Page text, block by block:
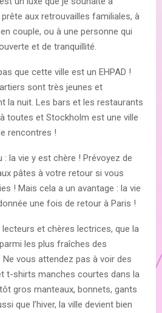
aux retrouvailles familiales, à
couple, ou à une personne qui
et de tranquillité.
que cette ville est un EHPAD !
sont très jeunes et
la nuit. Les bars et les restaurants
toutes et Stockholm est une ville
rencontres !
: la vie y est chère ! Prévoyez de
pâtes à votre retour si vous
! Mais cela a un avantage : la vie
une fois de retour à Paris !
lecteurs et chères lectrices, que la
les plus fraîches des
vous attendez pas à voir des
t-shirts manches courtes dans la
gros manteaux, bonnets, gants
que l’hiver, la ville devient bien